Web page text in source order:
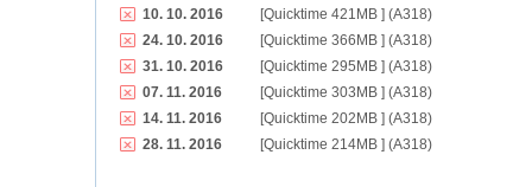
10. 10. 2016
[Quicktime 421MB ] (A318)
24. 10. 2016
[Quicktime 366MB ] (A318)
31. 10. 2016
[Quicktime 295MB ] (A318)
07. 11. 2016
[Quicktime 303MB ] (A318)
14. 11. 2016
[Quicktime 202MB ] (A318)
28. 11. 2016
[Quicktime 214MB ] (A318)